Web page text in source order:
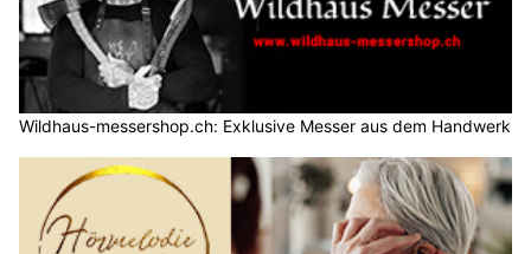
Wildhaus-messershop.ch: Exklusive Messer aus dem Handwerk